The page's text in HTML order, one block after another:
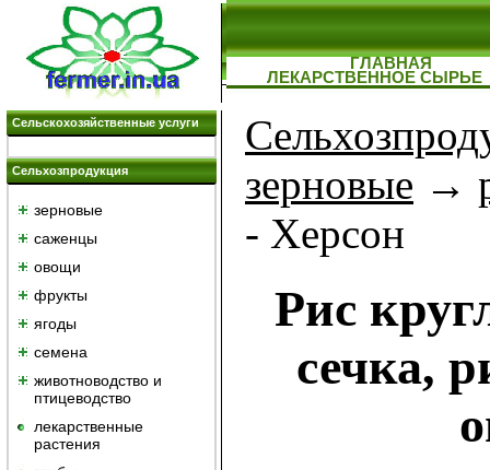
ГЛАВНАЯ
ЛЕКАРСТВЕННОЕ СЫРЬЕ
Сельскохозяйственные услуги
Сельхозпродукция
зерновые
саженцы
овощи
фрукты
ягоды
семена
животноводство и
птицеводство
лекарственные
растения
зерновые →
- Херсон
Рис
сечка,